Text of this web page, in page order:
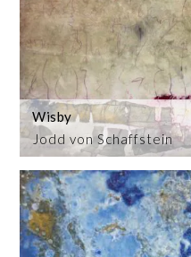
Jodd von Schaffstein
Wisby